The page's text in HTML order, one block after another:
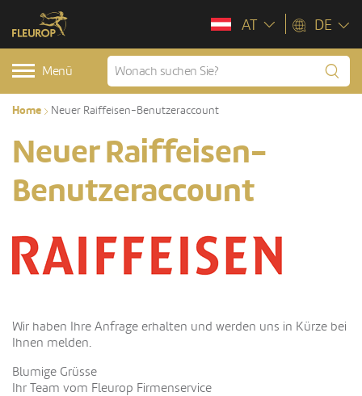
AT DE
Menü
Home Neuer Raiffeisen-Benutzeraccount
Neuer Raiffeisen-
Benutzeraccount
Wir haben Ihre Anfrage erhalten und werden uns in Kürze bei
Ihnen melden.
Blumige Grüsse
Ihr Team vom Fleurop Firmenservice